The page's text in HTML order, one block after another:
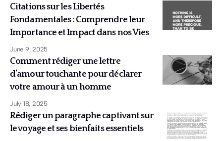
Citations sur les Libertés
Fondamentales : Comprendre leur
Importance et Impact dans nos Vies
June 9, 2025
Comment rédiger une lettre
d’amour touchante pour déclarer
votre amour à un homme
July 18, 2025
Rédiger un paragraphe captivant sur
le voyage et ses bienfaits essentiels